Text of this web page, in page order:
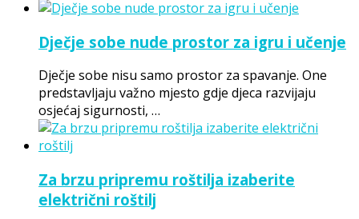
Dječje sobe nude prostor za igru i učenje
Dječje sobe nisu samo prostor za spavanje. One
predstavljaju važno mjesto gdje djeca razvijaju
osjećaj sigurnosti, …
Za brzu pripremu roštilja izaberite
električni roštilj